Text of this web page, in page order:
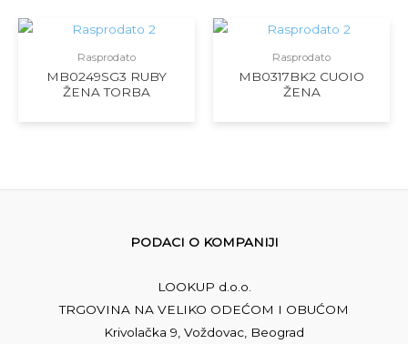
Rasprodato
MB0249SG3 RUBY
ŽENA TORBA
Rasprodato
MB0317BK2 CUOIO
ŽENA
PODACI O KOMPANIJI
LOOKUP d.o.o.
TRGOVINA NA VELIKO ODEĆOM I OBUĆOM
Krivolačka 9, Voždovac, Beograd